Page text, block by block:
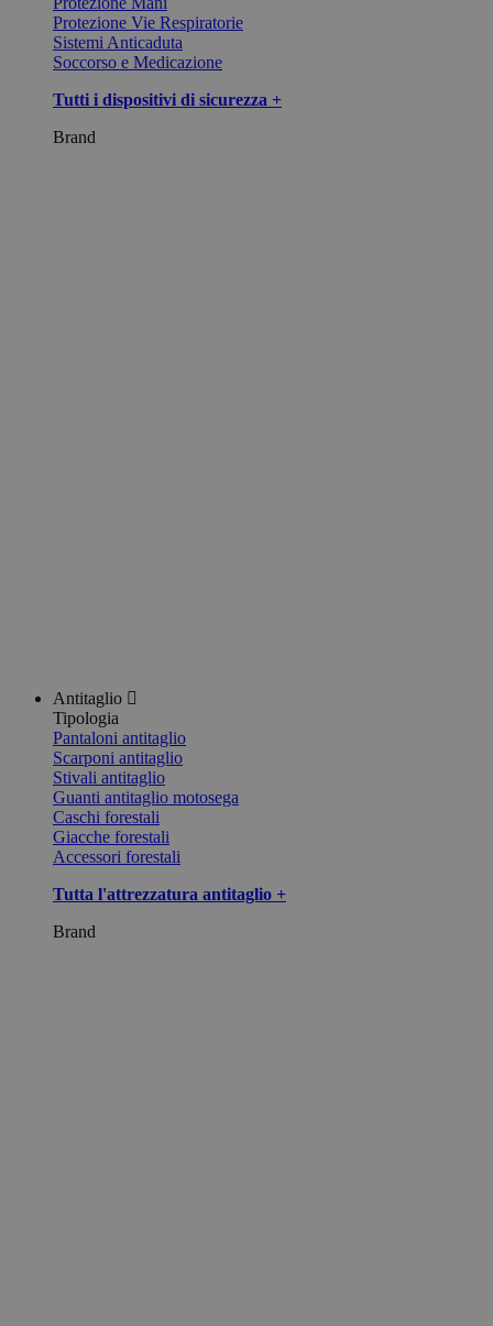
Protezione Vie Respiratorie
Sistemi Anticaduta
Soccorso e Medicazione
Tutti i dispositivi di sicurezza +
Brand
Antitaglio
Tipologia
Pantaloni antitaglio
Scarponi antitaglio
Stivali antitaglio
Guanti antitaglio motosega
Caschi forestali
Giacche forestali
Accessori forestali
Tutta l'attrezzatura antitaglio +
Brand